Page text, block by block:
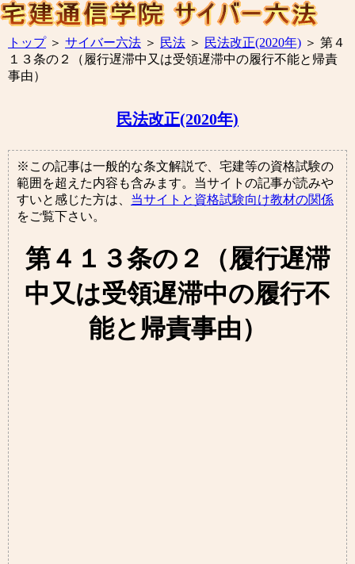
トップ＞ サイバー六法 ＞ 民法 ＞ 民法改正(2020年) ＞ 第４
１３条の２（履行遅滞中又は受領遅滞中の履行不能と帰責
事由）
民法改正(2020年)
※この記事は一般的な条文解説で、宅建等の資格試験の
範囲を超えた内容も含みます。当サイトの記事が読みや
すいと感じた方は、 当サイトと資格試験向け教材の関係
をご覧下さい。
第４１３条の２（履行遅滞
中又は受領遅滞中の履行不
能と帰責事由）